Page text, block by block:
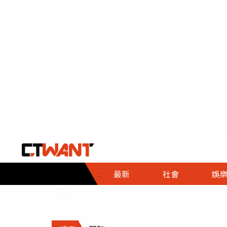
::: 最新 社會
社會首頁
時事
調查
娛樂
娛樂首頁
即時
財經首頁
熱線
政